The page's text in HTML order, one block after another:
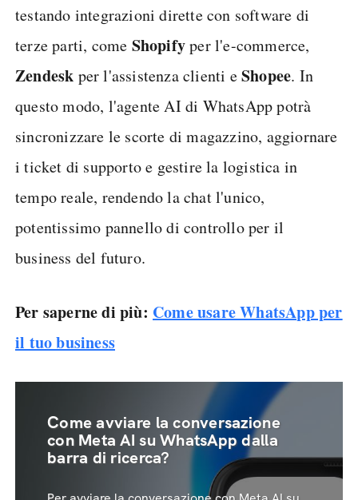
testando integrazioni dirette con software di
terze parti, come Shopifyper l'e-commerce,
Zendesk per l'assistenza clienti eShopee. In
questo modo, l'agente AI di WhatsApp potrà
sincronizzare le scorte di magazzino, aggiornare
i ticket di supporto e gestire la logistica in
tempo reale, rendendo la chat l'unico,
potentissimo pannello di controllo per il
business del futuro.
Per saperne di più: Come usare WhatsApp per
il tuo business
Come avviare la conversazione
con Meta AI su WhatsApp dalla
barra di ricerca?